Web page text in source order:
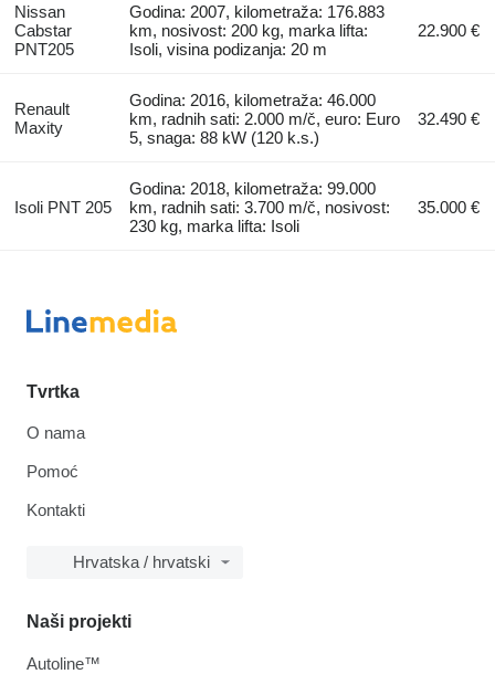
Nissan
Cabstar
PNT205
Godina: 2007, kilometraža: 176.883
km, nosivost: 200 kg, marka lifta:
Isoli, visina podizanja: 20 m
22.900 €
Renault
Maxity
Godina: 2016, kilometraža: 46.000
km, radnih sati: 2.000 m/č, euro: Euro
5, snaga: 88 kW (120 k.s.)
32.490 €
Isoli PNT 205
Godina: 2018, kilometraža: 99.000
km, radnih sati: 3.700 m/č, nosivost:
230 kg, marka lifta: Isoli
35.000 €
Tvrtka
O nama
Pomoć
Kontakti
Hrvatska / hrvatski
Naši projekti
Autoline™